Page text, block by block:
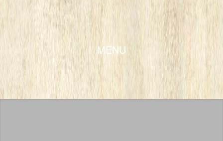
MENU
SKIP TO CONTENT